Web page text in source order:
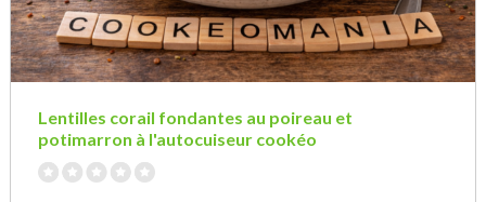
Lentilles corail fondantes au poireau et
potimarron à l'autocuiseur cookéo